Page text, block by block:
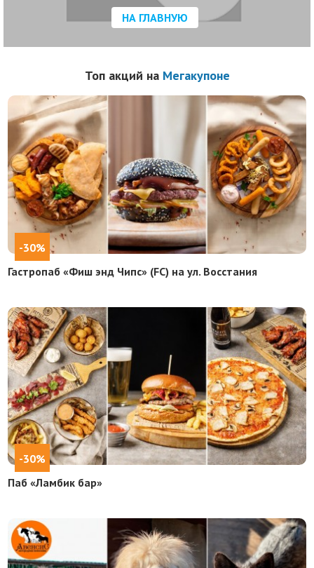
НА ГЛАВНУЮ
Топ акций на Мегакупоне
-30%
Гастропаб «Фиш энд Чипс» (FC) на ул. Восстания
-30%
Паб «Ламбик бар»